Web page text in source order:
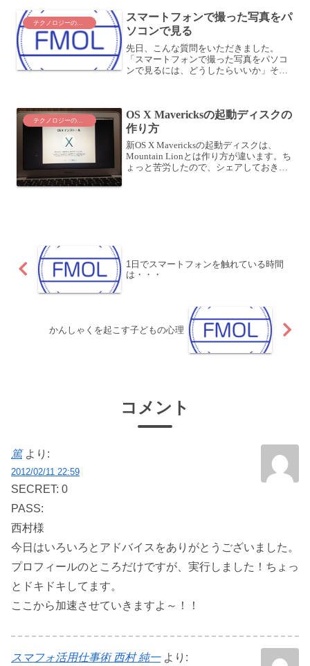
で来ま...
テクノロジーのこと
スマートフォンで撮った写真をパ
ソコンで見る
先日、こんな質問をいただきました。
「スマートフォンで撮った写真をパソコ
ンで見るには、どうしたらいいか」そこ
のサービスを使っています...
テクノロジーのこと
OS X Mavericksの起動ディスクの
作り方
新OS X Mavericksの起動ディスクは、
Mountain Lionとは作り方が違います。ち
ょっと苦労したので、シェアしておきま
1日でスマートフォンを触れている時間
は・・・
かんしゃくを起こす子どもの心理
コメント
篤 より:
2012/02/11 22:59
SECRET: 0
PASS:
西村様
今日はいろいろとアドバイスをありがとうございました。
プロフィールのところだけですが、実行しました！ちょっ
とドキドキしてます。
ここから加速させていきますよ～！！
スマフォ活用仕事術 西村 純一 より: